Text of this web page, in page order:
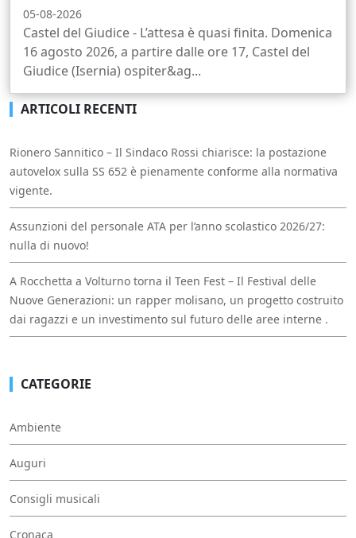
05-08-2026
Castel del Giudice - L’attesa è quasi finita. Domenica
16 agosto 2026, a partire dalle ore 17, Castel del
Giudice (Isernia) ospiter&ag...
ARTICOLI RECENTI
Rionero Sannitico – Il Sindaco Rossi chiarisce: la postazione
autovelox sulla SS 652 è pienamente conforme alla normativa
vigente.
Assunzioni del personale ATA per l’anno scolastico 2026/27:
nulla di nuovo!
A Rocchetta a Volturno torna il Teen Fest – Il Festival delle
Nuove Generazioni: un rapper molisano, un progetto costruito
dai ragazzi e un investimento sul futuro delle aree interne .
CATEGORIE
Ambiente
Auguri
Consigli musicali
Cronaca